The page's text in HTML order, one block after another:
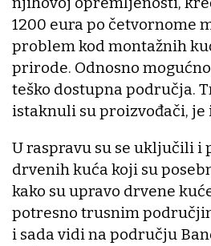
1200 eura po četvornome
problem kod montažnih
prirode. Odnosno
teško dostupna područja.
istaknuli su proizvođači, je
U raspravu su se uključili i
drvenih kuća koji su
kako su upravo drvene
potresno trusnim
i sada vidi na području